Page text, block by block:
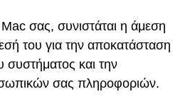
σας, συνιστάται η άμεση
του για την αποκατάσταση
συστήματος και την
σας πληροφοριών.